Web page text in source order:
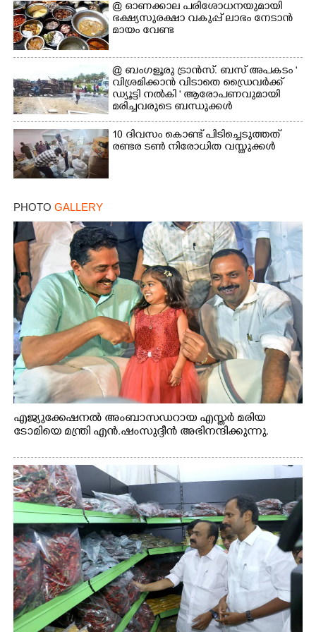
@​​​​​​​ ഓണക്കാല പരിശോധനയുമായി
ഭക്ഷ്യസുരക്ഷാ വകുപ്പ് ലാഭം നേടാൻ
മായം വേണ്ട
@ ബംഗളൂരു ട്രാൻസ്. ബസ് അപകടം '
വി​ശ്ര​മിക്കാൻ വിടാതെ ഡ്രൈ​വ​ർ​ക്ക്
ഡ്യൂട്ടി നൽകി ' ആരോപണവുമായി
മരിച്ചവരുടെ ബന്ധുക്കൾ
10 ദിവസം കൊണ്ട് പിടിച്ചെടുത്തത്
രണ്ടര ടൺ നിരോധിത വസ്തുക്കൾ
PHOTO GALLERY
എജ്യുക്കേഷനൽ അംബാസഡറായ എസ്തർ മരിയ
ടോമിയെ മന്ത്രി എൻ.ഷംസുദ്ദീൻ അഭിനന്ദിക്കുന്നു.
×
Share this link